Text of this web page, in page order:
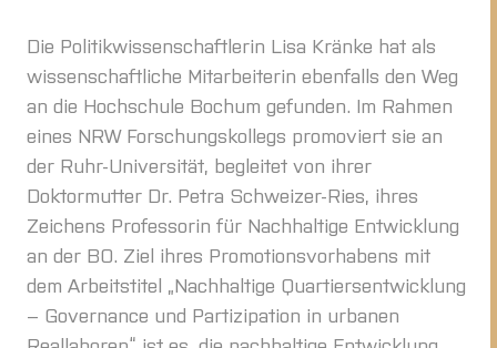
Die Politikwissenschaftlerin Lisa Kränke hat als
wissenschaftliche Mitarbeiterin ebenfalls den Weg
an die Hochschule Bochum gefunden. Im Rahmen
eines NRW Forschungskollegs promoviert sie an
der Ruhr-Universität, begleitet von ihrer
Doktormutter Dr. Petra Schweizer-Ries, ihres
Zeichens Professorin für Nachhaltige Entwicklung
an der BO. Ziel ihres Promotionsvorhabens mit
dem Arbeitstitel „Nachhaltige Quartiersentwicklung
– Governance und Partizipation in urbanen